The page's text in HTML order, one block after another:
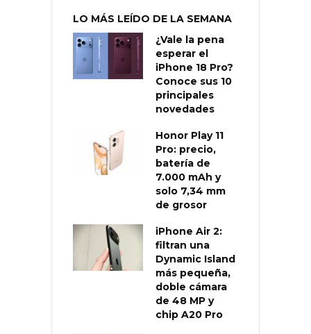
LO MÁS LEÍDO DE LA SEMANA
¿Vale la pena
esperar el
iPhone 18 Pro?
Conoce sus 10
principales
novedades
Honor Play 11
Pro: precio,
batería de
7.000 mAh y
solo 7,34 mm
de grosor
iPhone Air 2:
filtran una
Dynamic Island
más pequeña,
doble cámara
de 48 MP y
chip A20 Pro